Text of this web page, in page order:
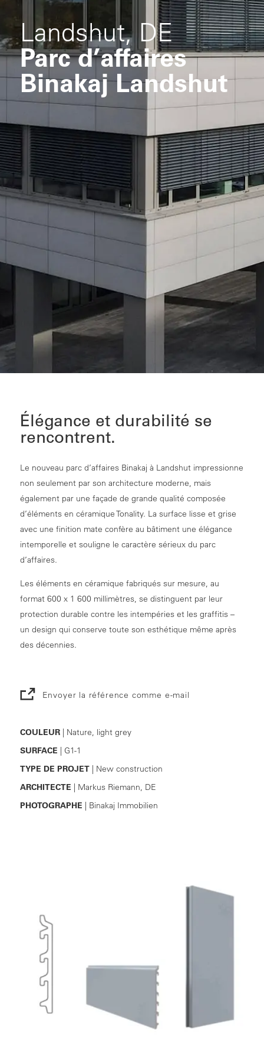
Landshut, DE
Parc d’affaires
Binakaj Landshut
Élégance et durabilité se
rencontrent.
Le nouveau parc d’affaires Binakaj à Landshut impressionne
non seulement par son architecture moderne, mais
également par une façade de grande qualité composée
d’éléments en céramique Tonality. La surface lisse et grise
avec une finition mate confère au bâtiment une élégance
intemporelle et souligne le caractère sérieux du parc
d’affaires.
Les éléments en céramique fabriqués sur mesure, au
format 600 x 1 600 millimètres, se distinguent par leur
protection durable contre les intempéries et les graffitis –
un design qui conserve toute son esthétique même après
des décennies.
Envoyer la référence comme e-mail
COULEUR| Nature, light grey
SURFACE | G1-1
TYPE DE PROJET| New construction
ARCHITECTE | Markus Riemann, DE
PHOTOGRAPHE | Binakaj Immobilien